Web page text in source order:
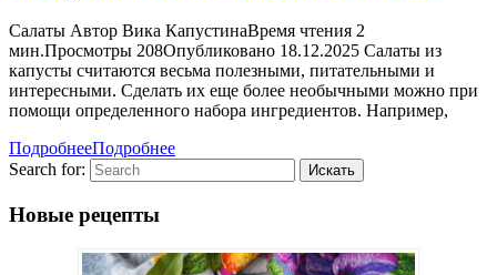
Салаты Автор Вика КапустинаВремя чтения 2
мин.Просмотры 208Опубликовано 18.12.2025 Салаты из
капусты считаются весьма полезными, питательными и
интересными. Сделать их еще более необычными можно при
помощи определенного набора ингредиентов. Например,
ПодробнееПодробнее
Search for:
Новые рецепты